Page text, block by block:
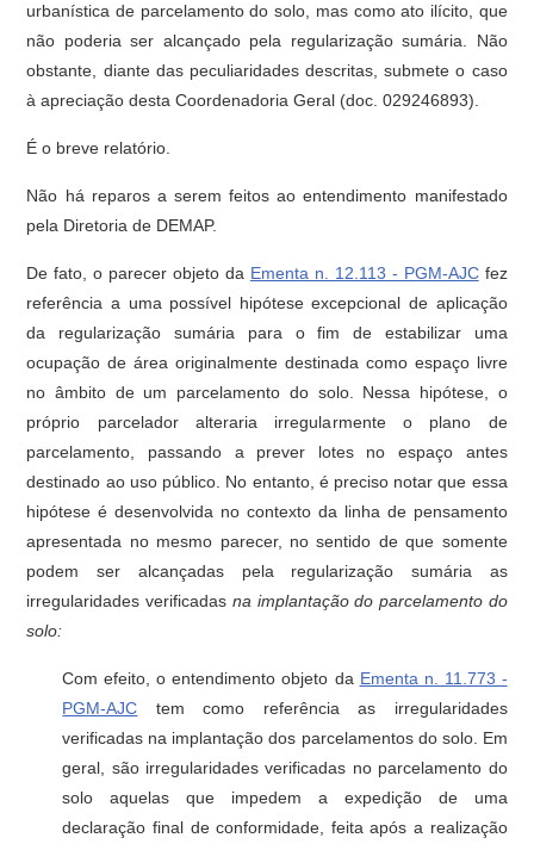
urbanística de parcelamento do solo, mas como ato ilícito, que
não poderia ser alcançado pela regularização sumária. Não
obstante, diante das peculiaridades descritas, submete o caso
à apreciação desta Coordenadoria Geral (doc. 029246893).
É o breve relatório.
Não há reparos a serem feitos ao entendimento manifestado
pela Diretoria de DEMAP.
De fato, o parecer objeto da Ementa n. 12.113 - PGM-AJCfez
referência a uma possível hipótese excepcional de aplicação
da regularização sumária para o fim de estabilizar uma
ocupação de área originalmente destinada como espaço livre
no âmbito de um parcelamento do solo. Nessa hipótese, o
próprio parcelador alteraria irregularmente o plano de
parcelamento, passando a prever lotes no espaço antes
destinado ao uso público. No entanto, é preciso notar que essa
hipótese é desenvolvida no contexto da linha de pensamento
apresentada no mesmo parecer, no sentido de que somente
podem ser alcançadas pela regularização sumária as
irregularidades verificadas na implantação do parcelamento do
solo:
Com efeito, o entendimento objeto da Ementa n. 11.773 -
PGM-AJC tem como referência as irregularidades
verificadas na implantação dos parcelamentos do solo. Em
geral, são irregularidades verificadas no parcelamento do
solo aquelas que impedem a expedição de uma
declaração final de conformidade, feita após a realização